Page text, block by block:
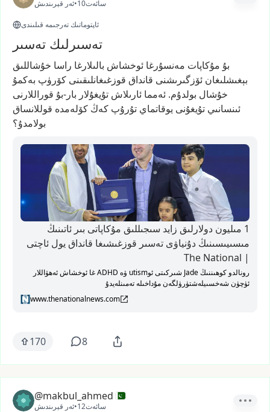
ئەر قېرىندىش• 10سائەت
ئاپتوماتىك تەرجىمە قىلىندى
تەسىرلىك تەسىر
بۇ مۇكاپات مەنسۇرغا ئوخشاش بالىلارغا راسا خۇشاللىق
بېغىشلىغان ئۆزگىرىشنى قانداق قوزغىغانلىقىنى كۆرۈپ بەكمۇ
خۇشال بولدۇم. ئەمما ئارىلاش تۇيغۇلار بار-بۇ قوراللارنى
ئىنسانىي تۇيغۇنى يوقاتماي تۇرۇپ كەڭ كۆلەمدە قوللانساق
بولامدۇ؟
1 مىليون دولارلىق زايد سىجىللىق مۇكاپاتى بىر ئاتىنىڭ
مىسىيىسىنىڭ دۇنياۋى تەسىر قوزغىشىغا قانداق يول ئاچتى
| The National
رونالدو كوھىننىڭ Jade شىركىتى ئوutism ۋە ADHD غا ئوخشاش ئەھۋاللار
ئۈچۈن شەخسىيلەشتۈرۈلگەن مۇداخىلە تەمىنلەيدۇ
www.thenationalnews.com
170 8
@makbul_ahmed
ئەر قېرىندىش• 12سائەت